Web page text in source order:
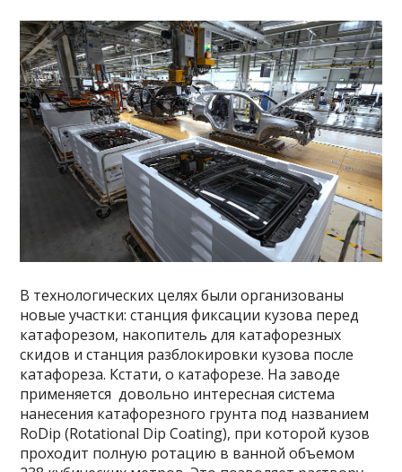
В технологических целях были организованы
новые участки: станция фиксации кузова перед
катафорезом, накопитель для катафорезных
скидов и станция разблокировки кузова после
катафореза. Кстати, о катафорезе. На заводе
применяется довольно интересная система
нанесения катафорезного грунта под названием
RoDip (Rotational Dip Coating), при которой кузов
проходит полную ротацию в ванной объемом